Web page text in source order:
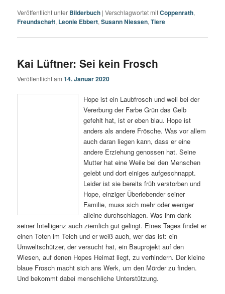
Veröffentlicht unter Bilderbuch |Verschlagwortet mitCoppenrath,
Freundschaft, Leonie Ebbert,Susann Niessen,Tiere
Kai Lüftner: Sei kein Frosch
Veröffentlicht am14. Januar 2020
Hope ist ein Laubfrosch und weil bei der
Vererbung der Farbe Grün das Gelb
gefehlt hat, ist er eben blau. Hope ist
anders als andere Frösche. Was vor allem
auch daran liegen kann, dass er eine
andere Erziehung genossen hat. Seine
Mutter hat eine Weile bei den Menschen
gelebt und dort einiges aufgeschnappt.
Leider ist sie bereits früh verstorben und
Hope, einziger Überlebender seiner
Familie, muss sich mehr oder weniger
alleine durchschlagen. Was ihm dank
seiner Intelligenz auch ziemlich gut gelingt. Eines Tages findet er
einen Toten im Teich und er weiß auch, wer das ist: ein
Umweltschützer, der versucht hat, ein Bauprojekt auf den
Wiesen, auf denen Hopes Heimat liegt, zu verhindern. Der kleine
blaue Frosch macht sich ans Werk, um den Mörder zu finden.
Und bekommt dabei menschliche Unterstützung.